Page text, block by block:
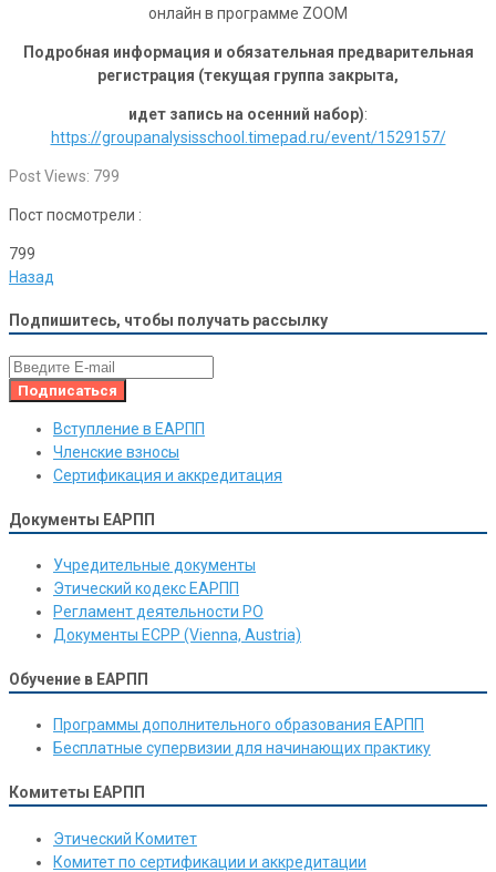
онлайн в программе ZOOM
Подробная информация и обязательная предварительная
регистрация (текущая группа закрыта,
идет запись на осенний набор):
https://groupanalysisschool.timepad.ru/event/1529157/
Post Views: 799
Пост посмотрели :
799
Назад
Подпишитесь, чтобы получать рассылку
Вступление в ЕАРПП
Членские взносы
Сертификация и аккредитация
Документы ЕАРПП
Учредительные документы
Этический кодекс ЕАРПП
Регламент деятельности РО
Документы ЕСРР (Vienna, Austria)
Обучение в ЕАРПП
Программы дополнительного образования ЕАРПП
Бесплатные супервизии для начинающих практику
Комитеты ЕАРПП
Этический Комитет
Комитет по сертификации и аккредитации